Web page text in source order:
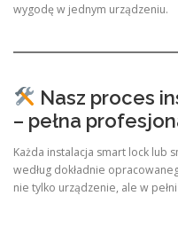
wygodę w jednym urządzeniu.
Nasz proces
– pełna
Każda instalacja smart lock lub
według dokładnie
nie tylko urządzenie, ale w